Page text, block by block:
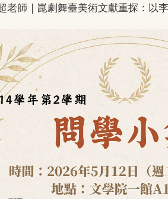
｜崑劇舞臺美術文獻重探：以李